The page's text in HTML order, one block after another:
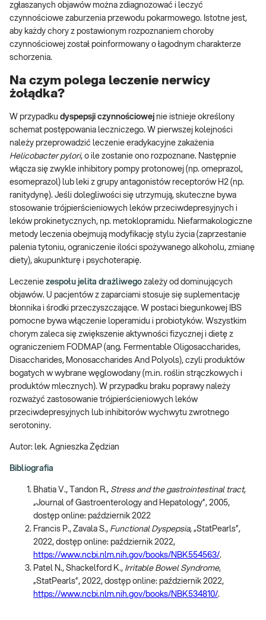
zgłaszanych objawów można zdiagnozować i leczyć
czynnościowe zaburzenia przewodu pokarmowego. Istotne jest,
aby każdy chory z postawionym rozpoznaniem choroby
czynnościowej został poinformowany o łagodnym charakterze
schorzenia.
Na czym polega leczenie nerwicy
żołądka?
W przypadku dyspepsji czynnościowej nie istnieje określony
schemat postępowania leczniczego. W pierwszej kolejności
należy przeprowadzić leczenie eradykacyjne zakażenia
Helicobacter pylori, o ile zostanie ono rozpoznane. Następnie
włącza się zwykle inhibitory pompy protonowej (np. omeprazol,
esomeprazol) lub leki z grupy antagonistów receptorów H2 (np.
ranitydynę). Jeśli dolegliwości się utrzymują, skuteczne bywa
stosowanie trójpierścieniowych leków przeciwdepresyjnych i
leków prokinetycznych, np. metoklopramidu. Niefarmakologiczne
metody leczenia obejmują modyfikację stylu życia (zaprzestanie
palenia tytoniu, ograniczenie ilości spożywanego alkoholu, zmianę
diety), akupunkturę i psychoterapię.
Leczenie zespołu jelita drażliwego zależy od dominujących
objawów. U pacjentów z zaparciami stosuje się suplementację
błonnika i środki przeczyszczające. W postaci biegunkowej IBS
pomocne bywa włączenie loperamidu i probiotyków. Wszystkim
chorym zaleca się zwiększenie aktywności fizycznej i dietę z
ograniczeniem FODMAP (ang. Fermentable Oligosaccharides,
Disaccharides, Monosaccharides And Polyols), czyli produktów
bogatych w wybrane węglowodany (m.in. roślin strączkowych i
produktów mlecznych). W przypadku braku poprawy należy
rozważyć zastosowanie trójpierścieniowych leków
przeciwdepresyjnych lub inhibitorów wychwytu zwrotnego
serotoniny.
Autor: lek. Agnieszka Żędzian
Bibliografia
Bhatia V., Tandon R., Stress and the gastrointestinal tract,
„Journal of Gastroenterology and Hepatology”, 2005,
dostęp online: październik 2022
Francis P., Zavala S., Functional Dyspepsia, „StatPearls”,
2022, dostęp online: październik 2022,
https://www.ncbi.nlm.nih.gov/books/NBK554563/.
Patel N., Shackelford K., Irritable Bowel Syndrome,
„StatPearls”, 2022, dostęp online: październik 2022,
https://www.ncbi.nlm.nih.gov/books/NBK534810/.